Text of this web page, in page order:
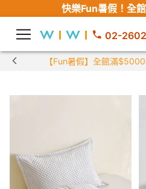
快樂Fun暑假！ 全
02-
【Fun暑假】全館滿